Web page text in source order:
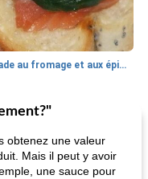
roulade au fromage et aux épinards
et volaille
obtenez une valeur
Mais il peut y avoir
une sauce pour